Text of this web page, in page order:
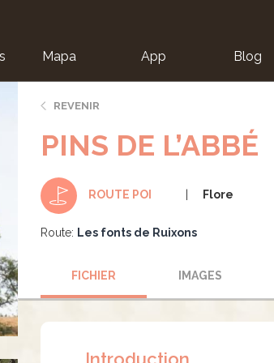
Mapa App Blog
REVENIR
PINS DE L’ABBÉ
ROUTE POI Flore
Route: Les fonts de Ruixons
FICHIER IMAGES